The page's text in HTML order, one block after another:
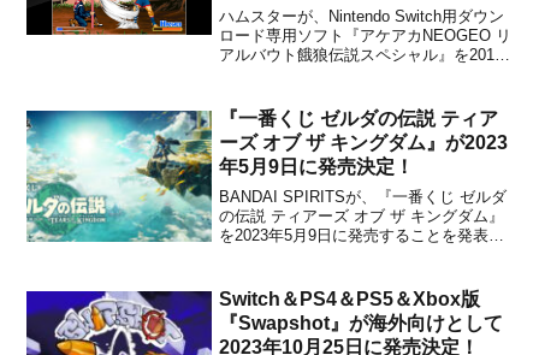
定！
ハムスターが、Nintendo Switch用ダウン
ロード専用ソフト『アケアカNEOGEO リ
アルバウト餓狼伝説スペシャル』を2018
Nintendo Switch「アケアカNEOGEO リ
アルバウト餓狼...
『一番くじ ゼルダの伝説 ティア
ーズ オブ ザ キングダム』が2023
年5月9日に発売決定！
BANDAI SPIRITSが、『一番くじ ゼルダ
の伝説 ティアーズ オブ ザ キングダム』
を2023年5月9日に発売することを発表し
TOKYO、Nintendo OSAKAなどにて販売
され...
Switch＆PS4＆PS5＆Xbox版
『Swapshot』が海外向けとして
2023年10月25日に発売決定！